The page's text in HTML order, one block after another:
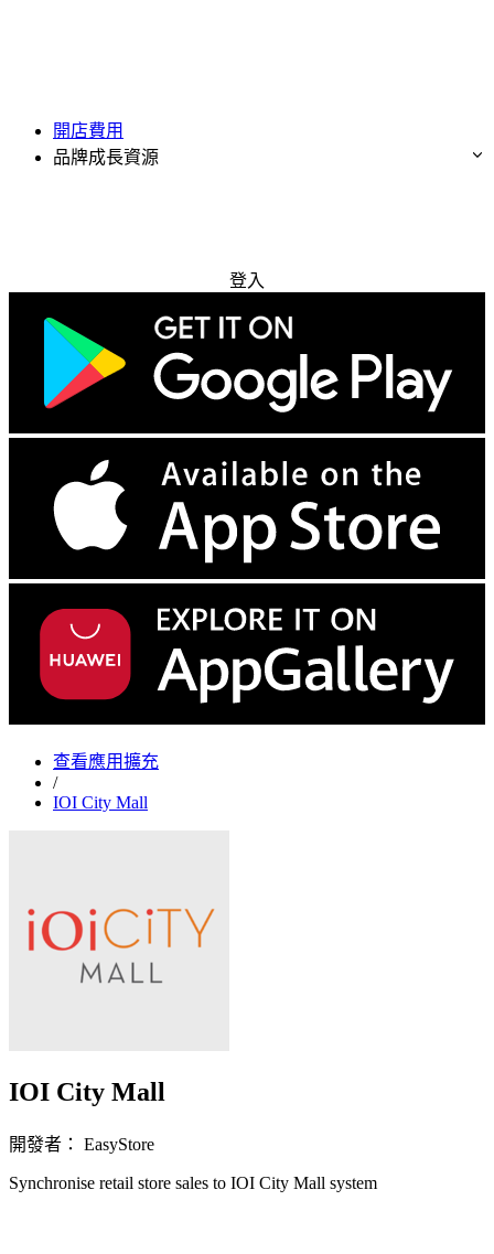
開店費用
品牌成長資源
登入
查看應用擴充
/
IOI City Mall
IOI City Mall
開發者： EasyStore
Synchronise retail store sales to IOI City Mall system